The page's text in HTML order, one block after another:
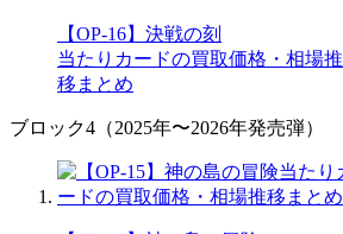
【OP-16】決戦の刻
当たりカードの買取価格・相場推
移まとめ
ブロック4（2025年〜2026年発売弾）